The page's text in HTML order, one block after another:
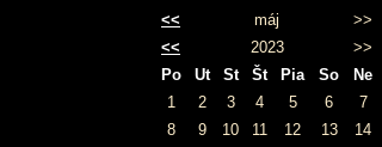
<< máj
>>
<<
2023
>>
Po
Ut St Št Pia So
Ne
1
2 3 4 5 6
7
8
9 10 11 12 13
14